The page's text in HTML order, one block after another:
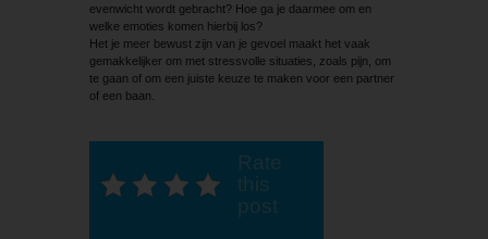
evenwicht wordt gebracht? Hoe ga je daarmee om en
welke emoties komen hierbij los?
Het je meer bewust zijn van je gevoel maakt het vaak
gemakkelijker om met stressvolle situaties, zoals pijn, om
te gaan of om een juiste keuze te maken voor een partner
of een baan.
Rate
this
post